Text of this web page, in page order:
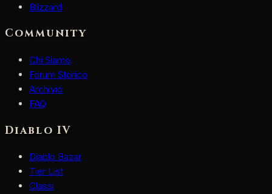
Blizzard
Community
Chi Siamo
Forum Storico
Archivio
FAQ
Diablo IV
Diablo Bazar
Tier List
Classi